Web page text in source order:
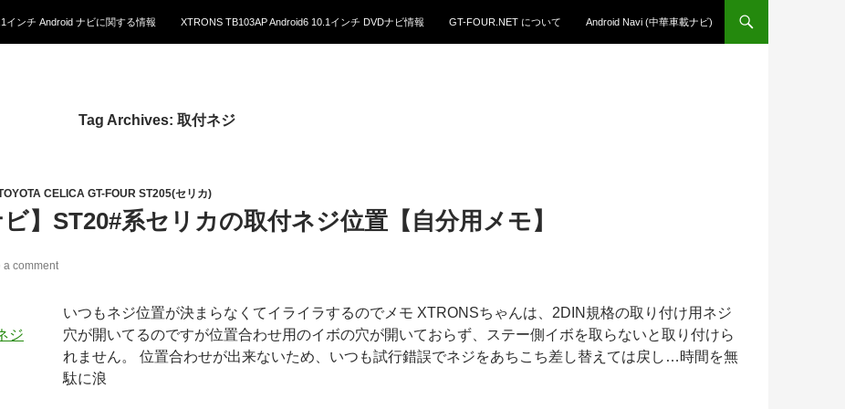
インチ Android ナビに関する情報 XTRONS TB103AP Android6 10.1インチ DVDナビ情報 GT-FOUR.NET について Android Navi (中華車載ナビ)
Tag Archives: 取付ネジ
CELICA GT-FOUR ST205(セリカ)
ビ】ST20#系セリカの取付ネジ位置【自分用メモ】
a comment
いつもネジ位置が決まらなくてイライラするのでメモ XTRONSちゃんは、2DIN規格の取り付け用ネジ
穴が開いてるのですが位置合わせ用のイボの穴が開いておらず、ステー側イボを取らないと取り付けら
れません。 位置合わせが出来ないため、いつも試行錯誤でネジをあちこち差し替えては戻し…時間を無
駄に浪